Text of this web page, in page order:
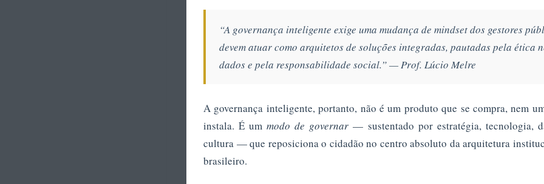
“A governança inteligente exige uma mudança de mindset dos gestores
devem atuar como arquitetos de soluções integradas, pautadas pela ética
dados e pela responsabilidade social.” — Prof. Lúcio Melre
A governança inteligente, portanto, não é um produto que se compra, nem
instala. É ummodo de governar — sustentado por estratégia, tecnologia,
cultura — que reposiciona o cidadão no centro absoluto da arquitetura
brasileiro.